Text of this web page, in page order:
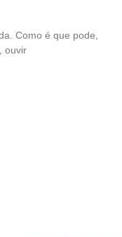
Como é que pode,
ouvir